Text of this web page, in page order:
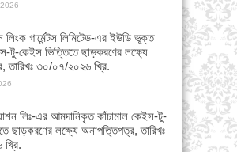
লিংক গার্মেন্টস লিমিটেড-এর ইউডি ভূক্ত
টু-কেইস ভিত্তিতে ছাড়করণের লক্ষ্যে
তারিখঃ ৩০/০৭/২০২৬ খ্রি.
লিঃ-এর আমদানিকৃত কাঁচামাল কেইস-টু-
ছাড়করণের লক্ষ্যে অনাপত্তিপত্র, তারিখঃ